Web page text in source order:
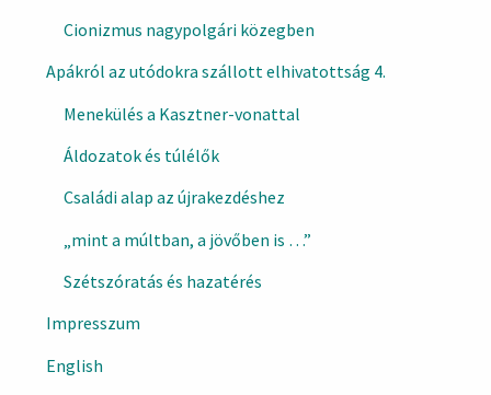
Cionizmus nagypolgári közegben
Apákról az utódokra szállott elhivatottság 4.
Menekülés a Kasztner-vonattal
Áldozatok és túlélők
Családi alap az újrakezdéshez
„mint a múltban, a jövőben is …”
Szétszóratás és hazatérés
Impresszum
English